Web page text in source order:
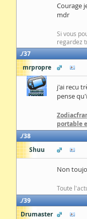
Courage
mdr
Si vous
regardez
37
mrpropre
j'ai recu
pense
portable
38
Shuu
Non
Toute
39
Drumaster